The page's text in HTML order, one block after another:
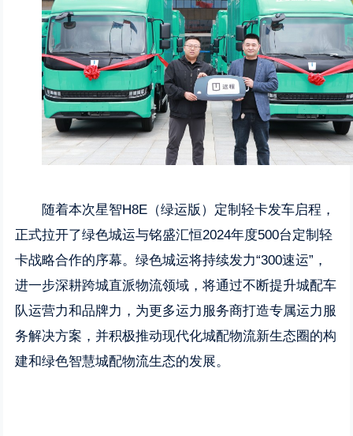
随着本次星智H8E（绿运版）定制轻卡发车启程，
正式拉开了绿色城运与铭盛汇恒2024年度500台定制轻
卡战略合作的序幕。绿色城运将持续发力“300速运”，
进一步深耕跨城直派物流领域，将通过不断提升城配车
队运营力和品牌力，为更多运力服务商打造专属运力服
务解决方案，并积极推动现代化城配物流新生态圈的构
建和绿色智慧城配物流生态的发展。